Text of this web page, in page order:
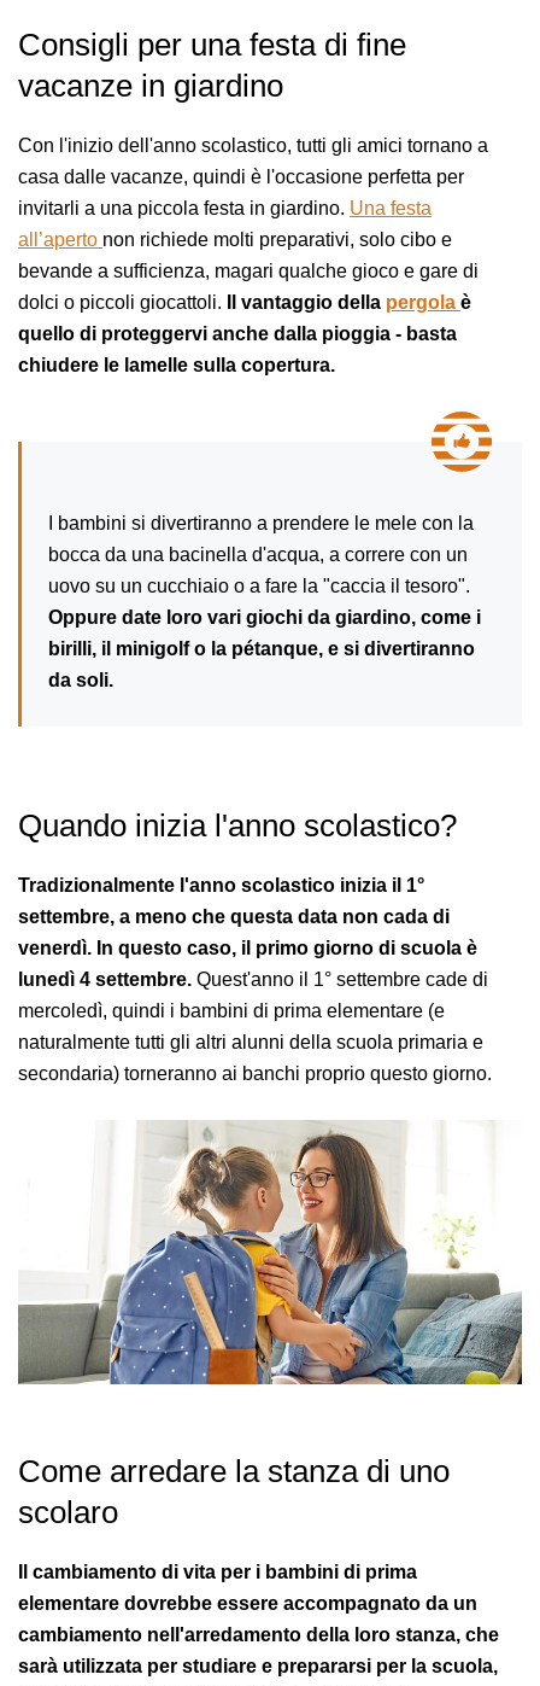
Consigli per una festa di fine
vacanze in giardino
Con l'inizio dell'anno scolastico, tutti gli amici tornano a
casa dalle vacanze, quindi è l'occasione perfetta per
invitarli a una piccola festa in giardino. Una festa
all’aperto non richiede molti preparativi, solo cibo e
bevande a sufficienza, magari qualche gioco e gare di
dolci o piccoli giocattoli.
Il vantaggio della pergola è
quello di proteggervi anche dalla pioggia - basta
chiudere le lamelle sulla copertura.
I bambini si divertiranno a prendere le mele con la
bocca da una bacinella d'acqua, a correre con un
uovo su un cucchiaio o a fare la "caccia il tesoro".
Oppure date loro vari giochi da giardino, come i
birilli, il minigolf o la pétanque, e si divertiranno
da soli.
Quando inizia l'anno scolastico?
Tradizionalmente l'anno scolastico inizia il 1°
settembre, a meno che questa data non cada di
venerdì. In questo caso, il primo giorno di scuola è
lunedì 4 settembre. Quest'anno il 1° settembre cade di
mercoledì, quindi i bambini di prima elementare (e
naturalmente tutti gli altri alunni della scuola primaria e
secondaria) torneranno ai banchi proprio questo giorno.
Come arredare la stanza di uno
scolaro
Il cambiamento di vita per i bambini di prima
elementare dovrebbe essere accompagnato da un
cambiamento nell'arredamento della loro stanza, che
sarà utilizzata per studiare e prepararsi per la scuola,